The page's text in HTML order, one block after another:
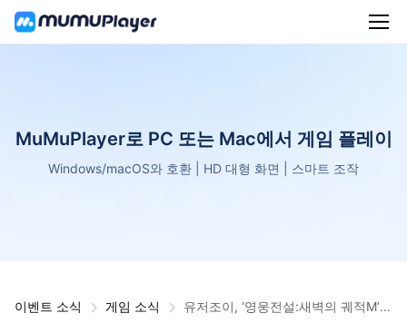
MuMuPlayer로 PC 또는 Mac에서 게임 플레이
Windows/macOS와 호환 | HD 대형 화면 | 스마트 조작
이벤트 소식 게임 소식
유저조이, ‘영웅전설:새벽의 궤적M’